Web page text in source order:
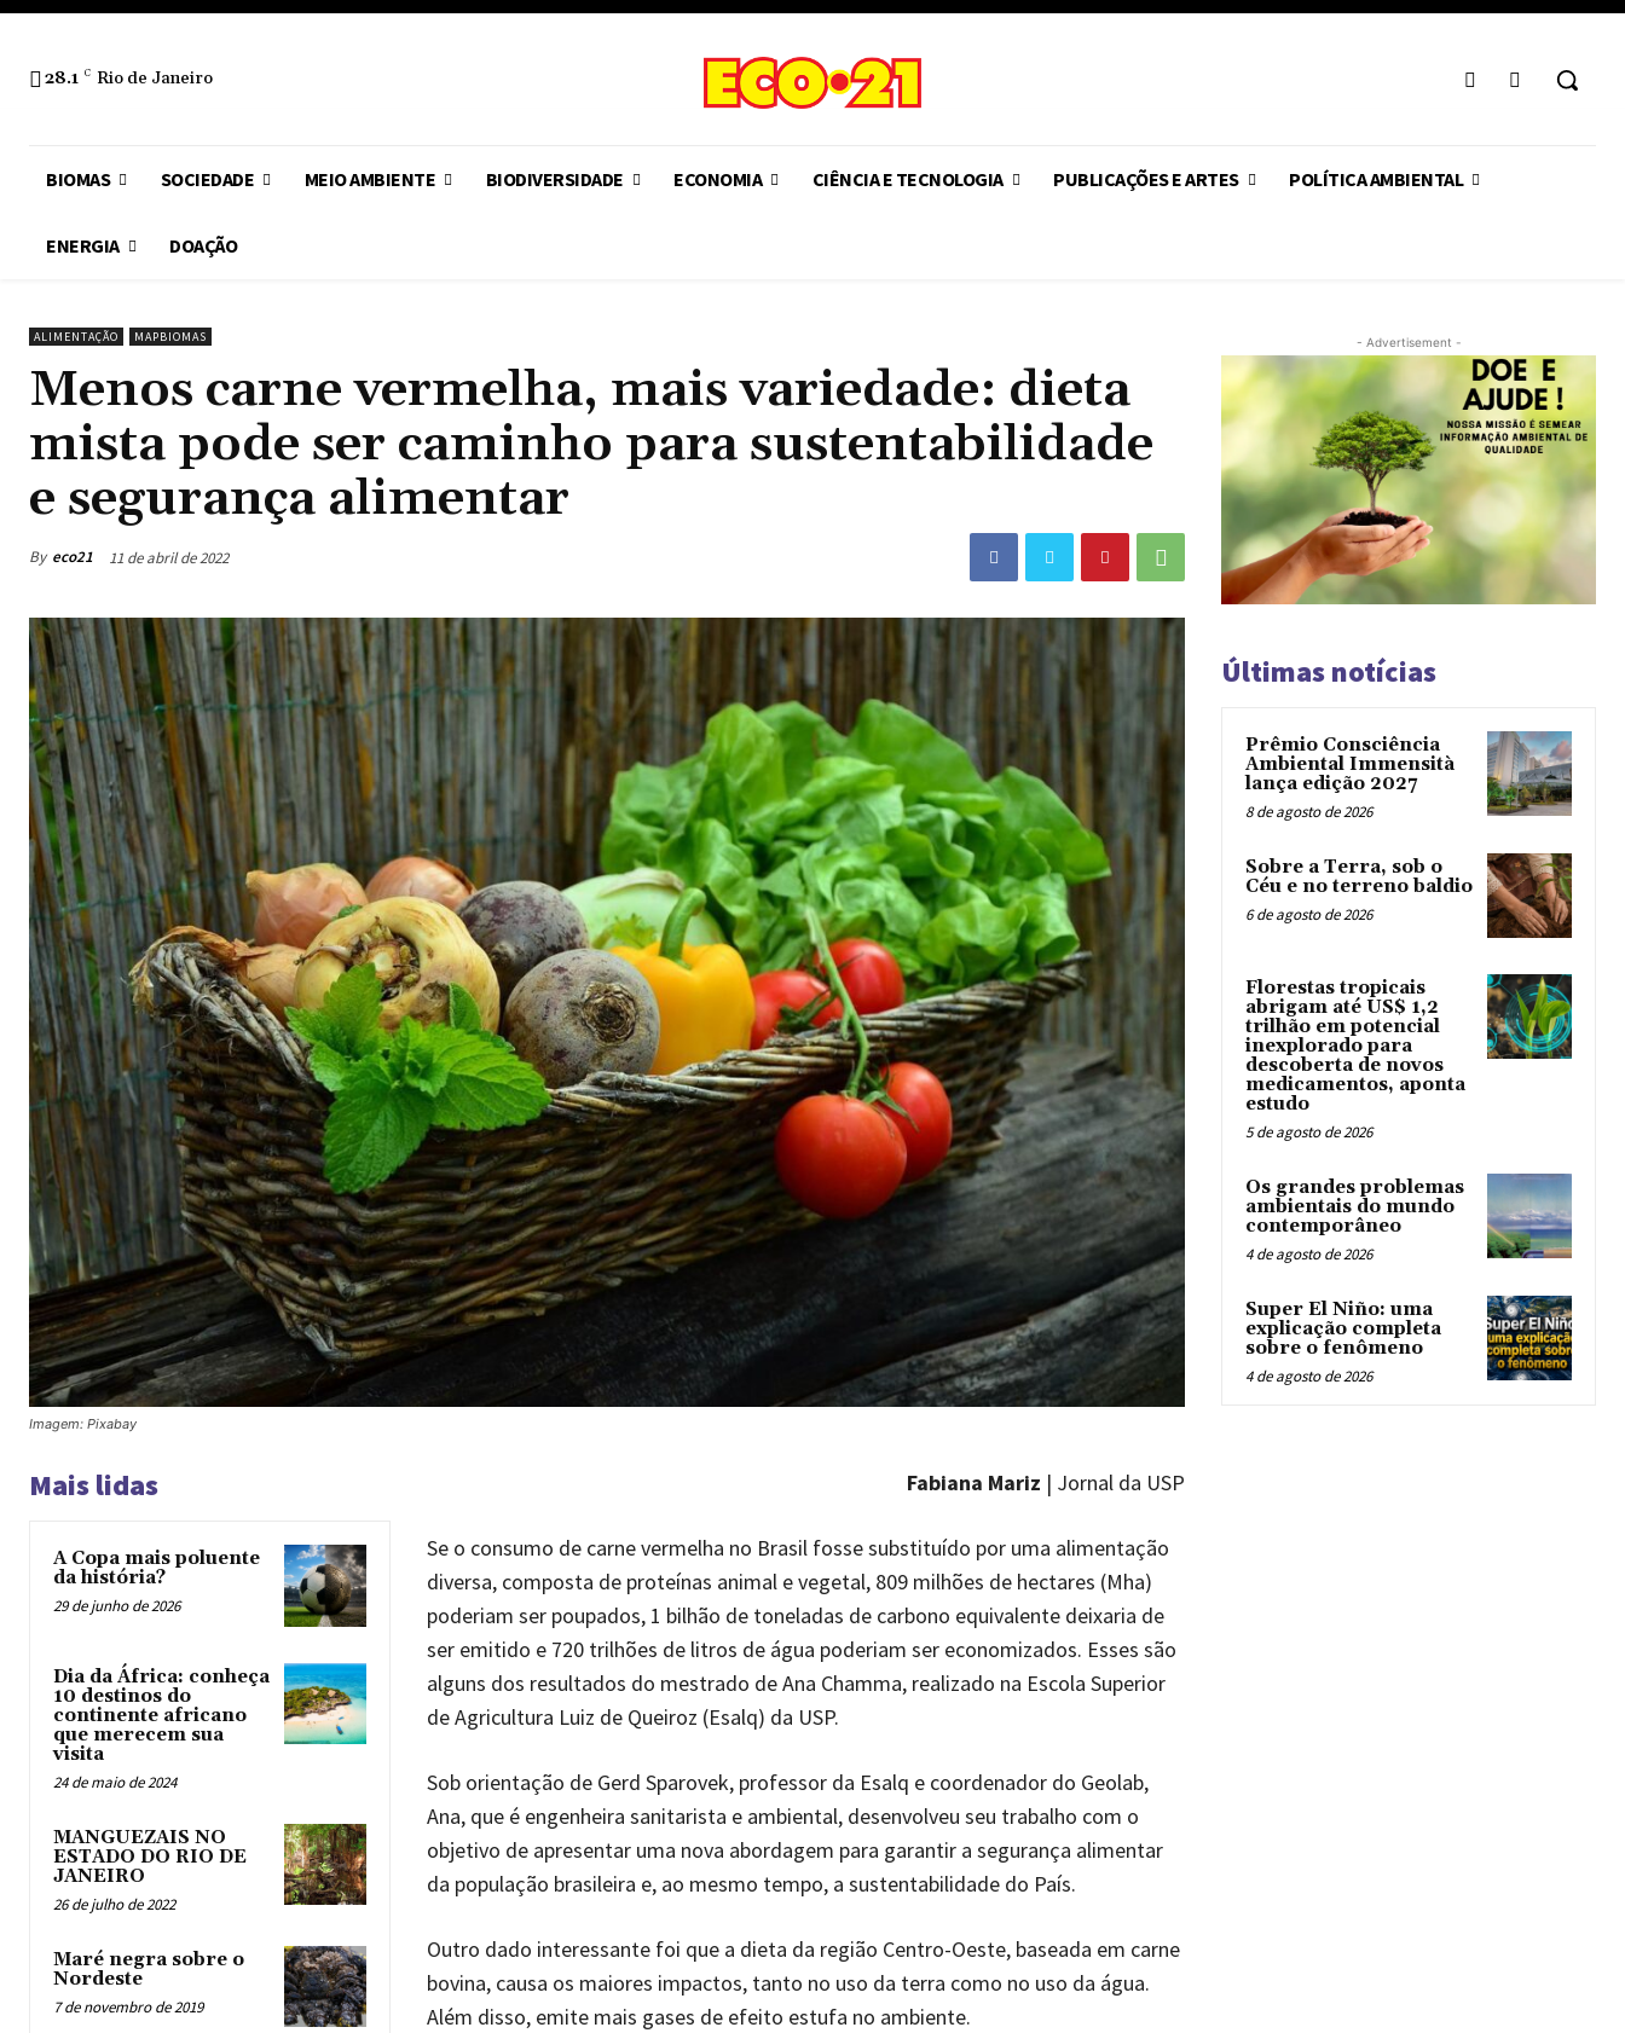
28.1 C Rio de Janeiro
BIOMAS SOCIEDADE MEIO AMBIENTE BIODIVERSIDADE ECONOMIA CIÊNCIA E TECNOLOGIA PUBLICAÇÕES E ARTES POLÍTICA AMBIENTAL
ENERGIA DOAÇÃO
ALIMENTAÇÃO MAPBIOMAS
Menos carne vermelha, mais variedade: dieta
mista pode ser caminho para sustentabilidade
e segurança alimentar
By eco21 11 de abril de 2022
Imagem: Pixabay
Mais lidas
A Copa mais poluente
da história?
29 de junho de 2026
Dia da África: conheça
10 destinos do
continente africano
que merecem sua
visita
24 de maio de 2024
MANGUEZAIS NO
ESTADO DO RIO DE
JANEIRO
26 de julho de 2022
Maré negra sobre o
Nordeste
7 de novembro de 2019
Fabiana Mariz | Jornal da USP
Se o consumo de carne vermelha no Brasil fosse substituído por uma alimentação
diversa, composta de proteínas animal e vegetal, 809 milhões de hectares (Mha)
poderiam ser poupados, 1 bilhão de toneladas de carbono equivalente deixaria de
ser emitido e 720 trilhões de litros de água poderiam ser economizados. Esses são
alguns dos resultados do mestrado de Ana Chamma, realizado na Escola Superior
de Agricultura Luiz de Queiroz (Esalq) da USP.
Sob orientação de Gerd Sparovek, professor da Esalq e coordenador do Geolab,
Ana, que é engenheira sanitarista e ambiental, desenvolveu seu trabalho com o
objetivo de apresentar uma nova abordagem para garantir a segurança alimentar
da população brasileira e, ao mesmo tempo, a sustentabilidade do País.
Outro dado interessante foi que a dieta da região Centro-Oeste, baseada em carne
bovina, causa os maiores impactos, tanto no uso da terra como no uso da água.
Além disso, emite mais gases de efeito estufa no ambiente.
- Advertisement -
Últimas notícias
Prêmio Consciência
Ambiental Immensità
lança edição 2027
8 de agosto de 2026
Sobre a Terra, sob o
Céu e no terreno baldio
6 de agosto de 2026
Florestas tropicais
abrigam até US$ 1,2
trilhão em potencial
inexplorado para
descoberta de novos
medicamentos, aponta
estudo
5 de agosto de 2026
Os grandes problemas
ambientais do mundo
contemporâneo
4 de agosto de 2026
Super El Niño: uma
explicação completa
sobre o fenômeno
4 de agosto de 2026